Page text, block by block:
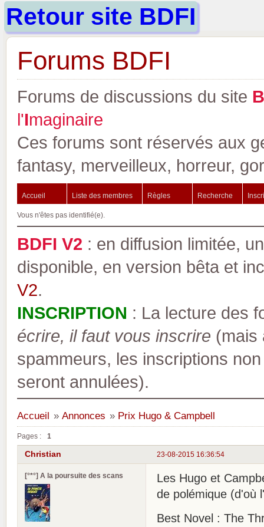
Retour site BDFI
Forums BDFI
Forums de discussions du site B
l'Imaginaire
Ces forums sont réservés aux
fantasy, merveilleux, horreur,
Accueil Liste des membres Règles Recherche
Vous n'êtes pas identifié(e).
BDFI V2 : en diffusion limitée,
disponible, en version bêta et
V2.
INSCRIPTION : La lecture des
écrire, il faut vous inscrire (mais
spammeurs, les inscriptions
seront annulées).
Accueil » Annonces » Prix Hugo & Campbell
Pages : 1
23-08-2015 16:36:54
Christian
[°*°] A la poursuite des scans
Les Hugo et
de polémique (d'où
Best Novel : The